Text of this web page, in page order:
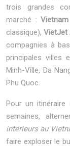
trois grandes
marché :
classique),VietJet
compagnies à
principales villes
Minh-Ville, Da
Phu Quoc.
Pour un
semaines,
intérieurs au
faire exploser le